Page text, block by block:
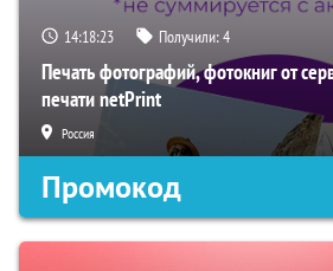
14:18:22 Получили:4
Печать фотографий, фотокниг от
печати netPrint
Россия
Промокод